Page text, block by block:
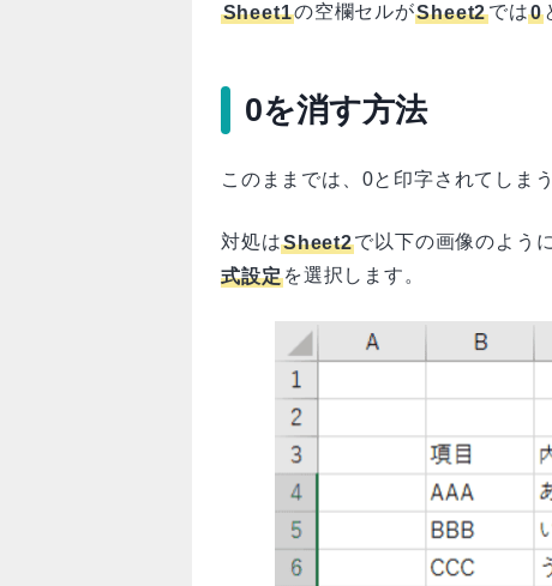
Sheet1の空欄セルがSheet2では0
0を消す方法
このままでは、0と印字されてしま
対処はSheet2で以下の画像のよう
式設定 を選択します。